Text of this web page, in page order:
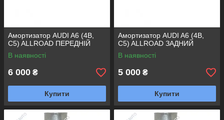
Амортизатор AUDI A6 (4B,
C5) ALLROAD ПЕРЕДНІЙ
В наявності
6 000 ₴
Купити
Амортизатор AUDI A6 (4B,
C5) ALLROAD ЗАДНИЙ
В наявності
5 000 ₴
Купити